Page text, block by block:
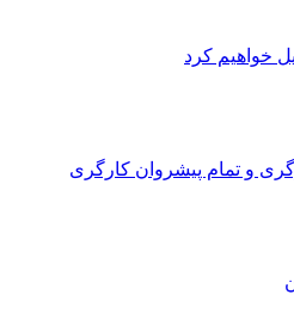
خواهیم کرد
و تمام پيشروان کارگری